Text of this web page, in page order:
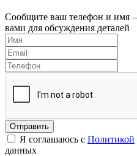
Сообщите ваш телефон и имя
вами для обсуждения деталей
Я соглашаюсь с Политикой
данных